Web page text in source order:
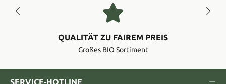
QUALITÄT ZU FAIREM PREIS
Großes BIO Sortiment
SERVICE-HOTLINE